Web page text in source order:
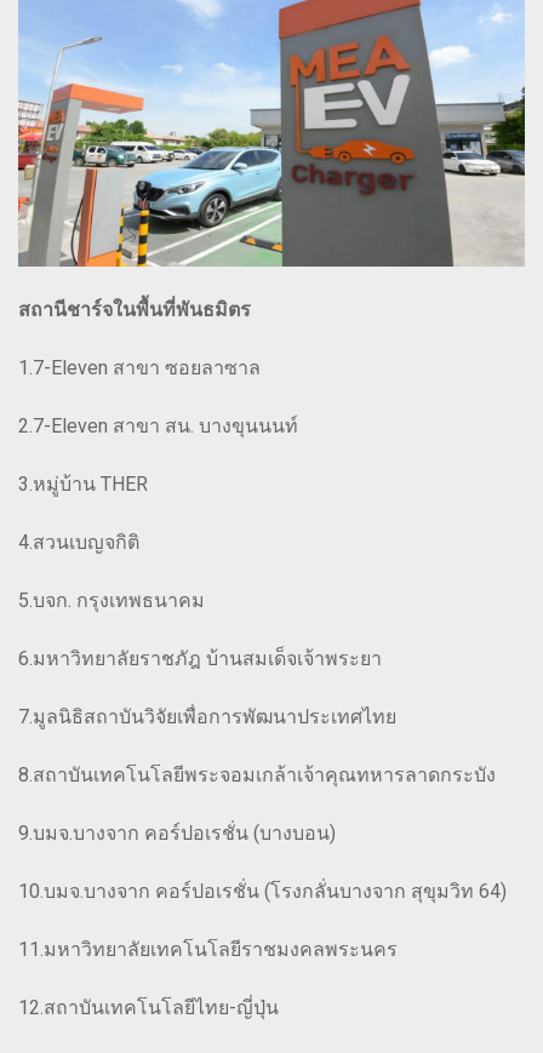
สถานีชาร์จในพื้นที่พันธมิตร
1.7-Eleven สาขา ซอยลาซาล
2.7-Eleven สาขา สน. บางขุนนนท์
3.หมู่บ้าน THER
4.สวนเบญจกิติ
5.บจก. กรุงเทพธนาคม
6.มหาวิทยาลัยราชภัฎ บ้านสมเด็จเจ้าพระยา
7.มูลนิธิสถาบันวิจัยเพื่อการพัฒนาประเทศไทย
8.สถาบันเทคโนโลยีพระจอมเกล้าเจ้าคุณทหารลาดกระบัง
9.บมจ.บางจาก คอร์ปอเรชั่น (บางบอน)
10.บมจ.บางจาก คอร์ปอเรชั่น (โรงกลั่นบางจาก สุขุมวิท 64)
11.มหาวิทยาลัยเทคโนโลยีราชมงคลพระนคร
12.สถาบันเทคโนโลยีไทย-ญี่ปุ่น